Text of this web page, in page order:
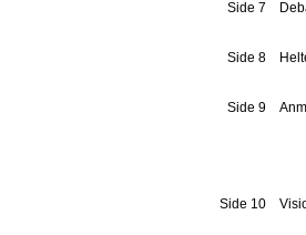
Side 7
Side 8
Side 9
Side 10